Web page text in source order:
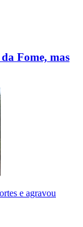
Fome, mas
e agravou